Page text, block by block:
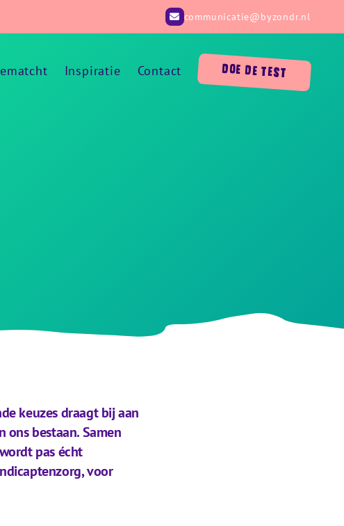
communicatie@byzondr.nl
Inspiratie Contact DOE DE TEST
keuzes draagt bij aan
bestaan. Samen
pas écht
voor